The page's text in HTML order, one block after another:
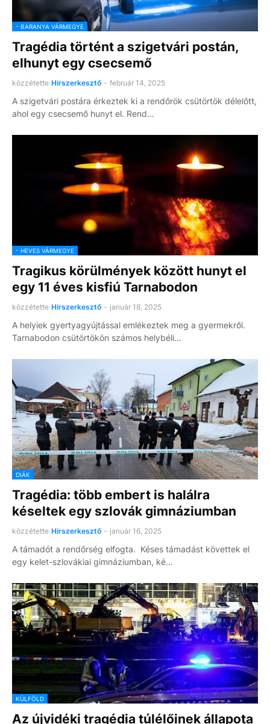
- BARANYA VÁRMEGYE
Tragédia történt a szigetvári postán,
elhunyt egy csecsemő
közzétette Hírszerkesztő - február 14, 2025
A szigetvári postára érkeztek ki a rendőrök csütörtök délelőtt,
ahol egy csecsemő hunyt el. Rend…
- HEVES VÁRMEGYE
Tragikus körülmények között hunyt el
egy 11 éves kisfiú Tarnabodon
közzétette Hírszerkesztő - január 18, 2025
A helyiek gyertyagyújtással emlékeztek meg a gyermekről.
Tarnabodon csütörtökön számos helybéli…
DIÁK
Tragédia: több embert is halálra
késeltek egy szlovák gimnáziumban
közzétette Hírszerkesztő - január 16, 2025
A támadót a rendőrség elfogta. Késes támadást követtek el
egy kelet-szlovákiai gimnáziumban, ké…
KÜLFÖLD
Az újvidéki tragédia túlélőinek állapota